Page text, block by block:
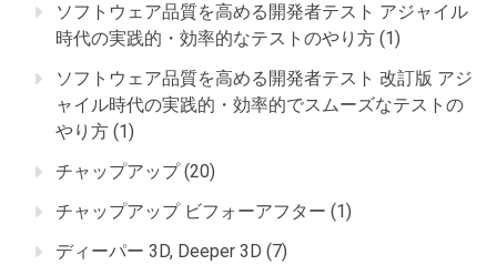
ソフトウェア品質を高める開発者テスト アジャイル
時代の実践的・効率的なテストのやり方 (1)
ソフトウェア品質を高める開発者テスト 改訂版 アジ
ャイル時代の実践的・効率的でスムーズなテストの
やり方 (1)
チャップアップ(20)
チャップアップ ビフォーアフター (1)
ディーパー 3D, Deeper 3D (7)